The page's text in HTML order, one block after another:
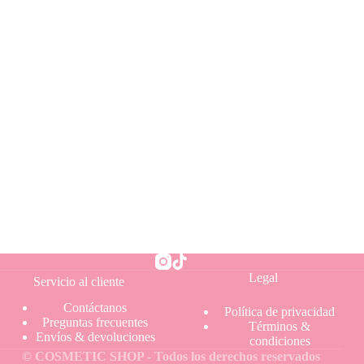
Servicio al cliente
Contáctanos
Preguntas frecuentes
Envíos & devoluciones
Legal
Política de privacidad
Términos &
condiciones
© COSMETIC SHOP - Todos los derechos reservados